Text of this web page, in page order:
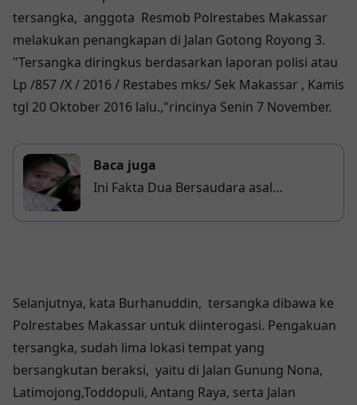
tersangka, anggota Resmob Polrestabes Makassar
melakukan penangkapan di Jalan Gotong Royong 3.
"Tersangka diringkus berdasarkan laporan polisi atau
Lp /857 /X / 2016 / Restabes mks/ Sek Makassar , Kamis
tgl 20 Oktober 2016 lalu.,"rincinya Senin 7 November.
Baca juga
Ini Fakta Dua Bersaudara asal
Selanjutnya, kata Burhanuddin, tersangka dibawa ke
Polrestabes Makassar untuk diinterogasi. Pengakuan
tersangka, sudah lima lokasi tempat yang
bersangkutan beraksi, yaitu di Jalan Gunung Nona,
Latimojong,Toddopuli, Antang Raya, serta Jalan